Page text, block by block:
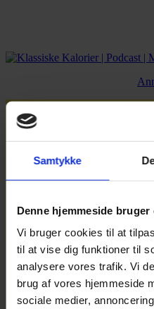
Samtykke
Denne hjemmeside bruger
Vi bruger cookies til at
til at vise dig funktioner til
analysere vores trafik. Vi
brug af vores hjemmeside
sociale medier,